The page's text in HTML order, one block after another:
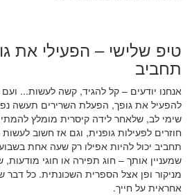
טיפ שלישי – הפעילי את
תחביב
אנחנו יודעים – קל להגיד, קשה לעשות...
להפעיל את גופך, הפעלת השרירים תעשה
שימי לב, שלאחר לידה קיסרית מומלץ
חוזרים לפעילות גופנית, וגם אז חשוב
תחביב יכול להיות אפילו רק שעה אחת
שמעניין אותך – חוג תפירה או חוגי
מניקור ופן אצל הספרית השכונתית. כל דבר
אחראית על חייך.